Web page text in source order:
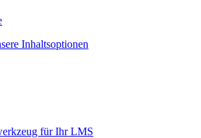
Inhaltsoptionen
für Ihr LMS